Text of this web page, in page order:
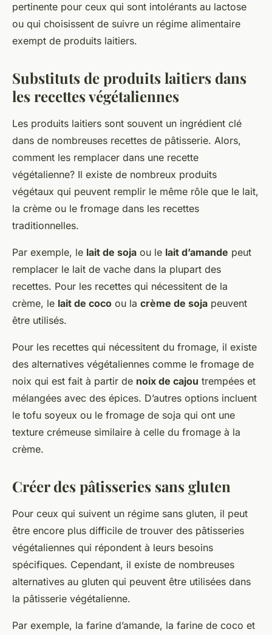
pertinente pour ceux qui sont intolérants au lactose
ou qui choisissent de suivre un régime alimentaire
exempt de produits laitiers.
Substituts de produits laitiers dans
les recettes végétaliennes
Les produits laitiers sont souvent un ingrédient clé
dans de nombreuses recettes de pâtisserie. Alors,
comment les remplacer dans une recette
végétalienne? Il existe de nombreux produits
végétaux qui peuvent remplir le même rôle que le lait,
la crème ou le fromage dans les recettes
traditionnelles.
Par exemple, le lait de soja ou le lait d’amande peut
remplacer le lait de vache dans la plupart des
recettes. Pour les recettes qui nécessitent de la
crème, le lait de coco ou la crème de soja peuvent
être utilisés.
Pour les recettes qui nécessitent du fromage, il existe
des alternatives végétaliennes comme le fromage de
noix qui est fait à partir de noix de cajou trempées et
mélangées avec des épices. D’autres options incluent
le tofu soyeux ou le fromage de soja qui ont une
texture crémeuse similaire à celle du fromage à la
crème.
Créer des pâtisseries sans gluten
Pour ceux qui suivent un régime sans gluten, il peut
être encore plus difficile de trouver des pâtisseries
végétaliennes qui répondent à leurs besoins
spécifiques. Cependant, il existe de nombreuses
alternatives au gluten qui peuvent être utilisées dans
la pâtisserie végétalienne.
Par exemple, la farine d’amande, la farine de coco et